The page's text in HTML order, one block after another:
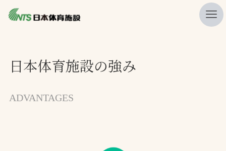
ニュース
日本体育施設の強み
ADVANTAGES